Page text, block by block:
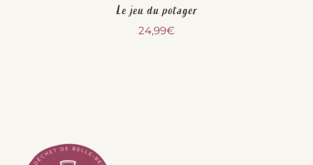
Le jeu du potager
24,99€